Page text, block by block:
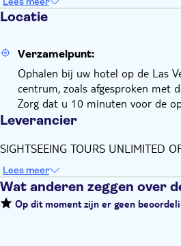
Locatie
Verzamelpunt:
Ophalen bij uw hotel op de Las
centrum, zoals afgesproken met
Zorg dat u 10 minuten voor de
Leverancier
SIGHTSEEING TOURS UNLIMITED
Lees meer
Wat anderen zeggen over
Op dit moment zijn er geen